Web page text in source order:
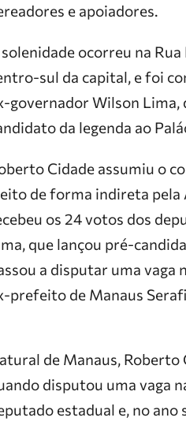
e apoiadores.
ocorreu na
sul da capital, e foi
governador Wilson Lima,
da legenda ao
Cidade assumiu o
de forma indireta pela
os 24 votos dos
que lançou pré-
a disputar uma vaga
prefeito de Manaus
de Manaus,
disputou uma vaga
estadual e, no